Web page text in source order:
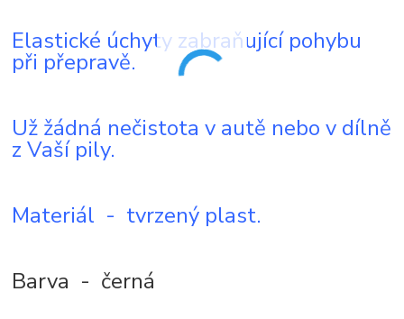
Elastické úchyty zabraňující pohybu
při přepravě.
Už žádná nečistota v autě nebo v dílně
z Vaší pily.
Materiál - tvrzený plast.
Barva - černá